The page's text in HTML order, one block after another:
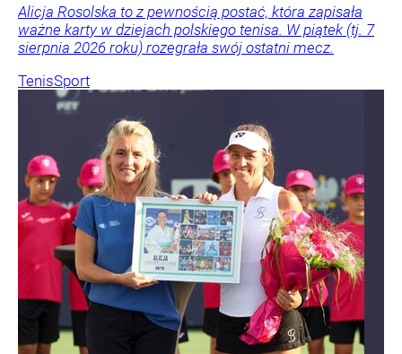
Alicja Rosolska to z pewnością postać, która zapisała
ważne karty w dziejach polskiego tenisa. W piątek (tj. 7
sierpnia 2026 roku) rozegrała swój ostatni mecz.
TenisSport